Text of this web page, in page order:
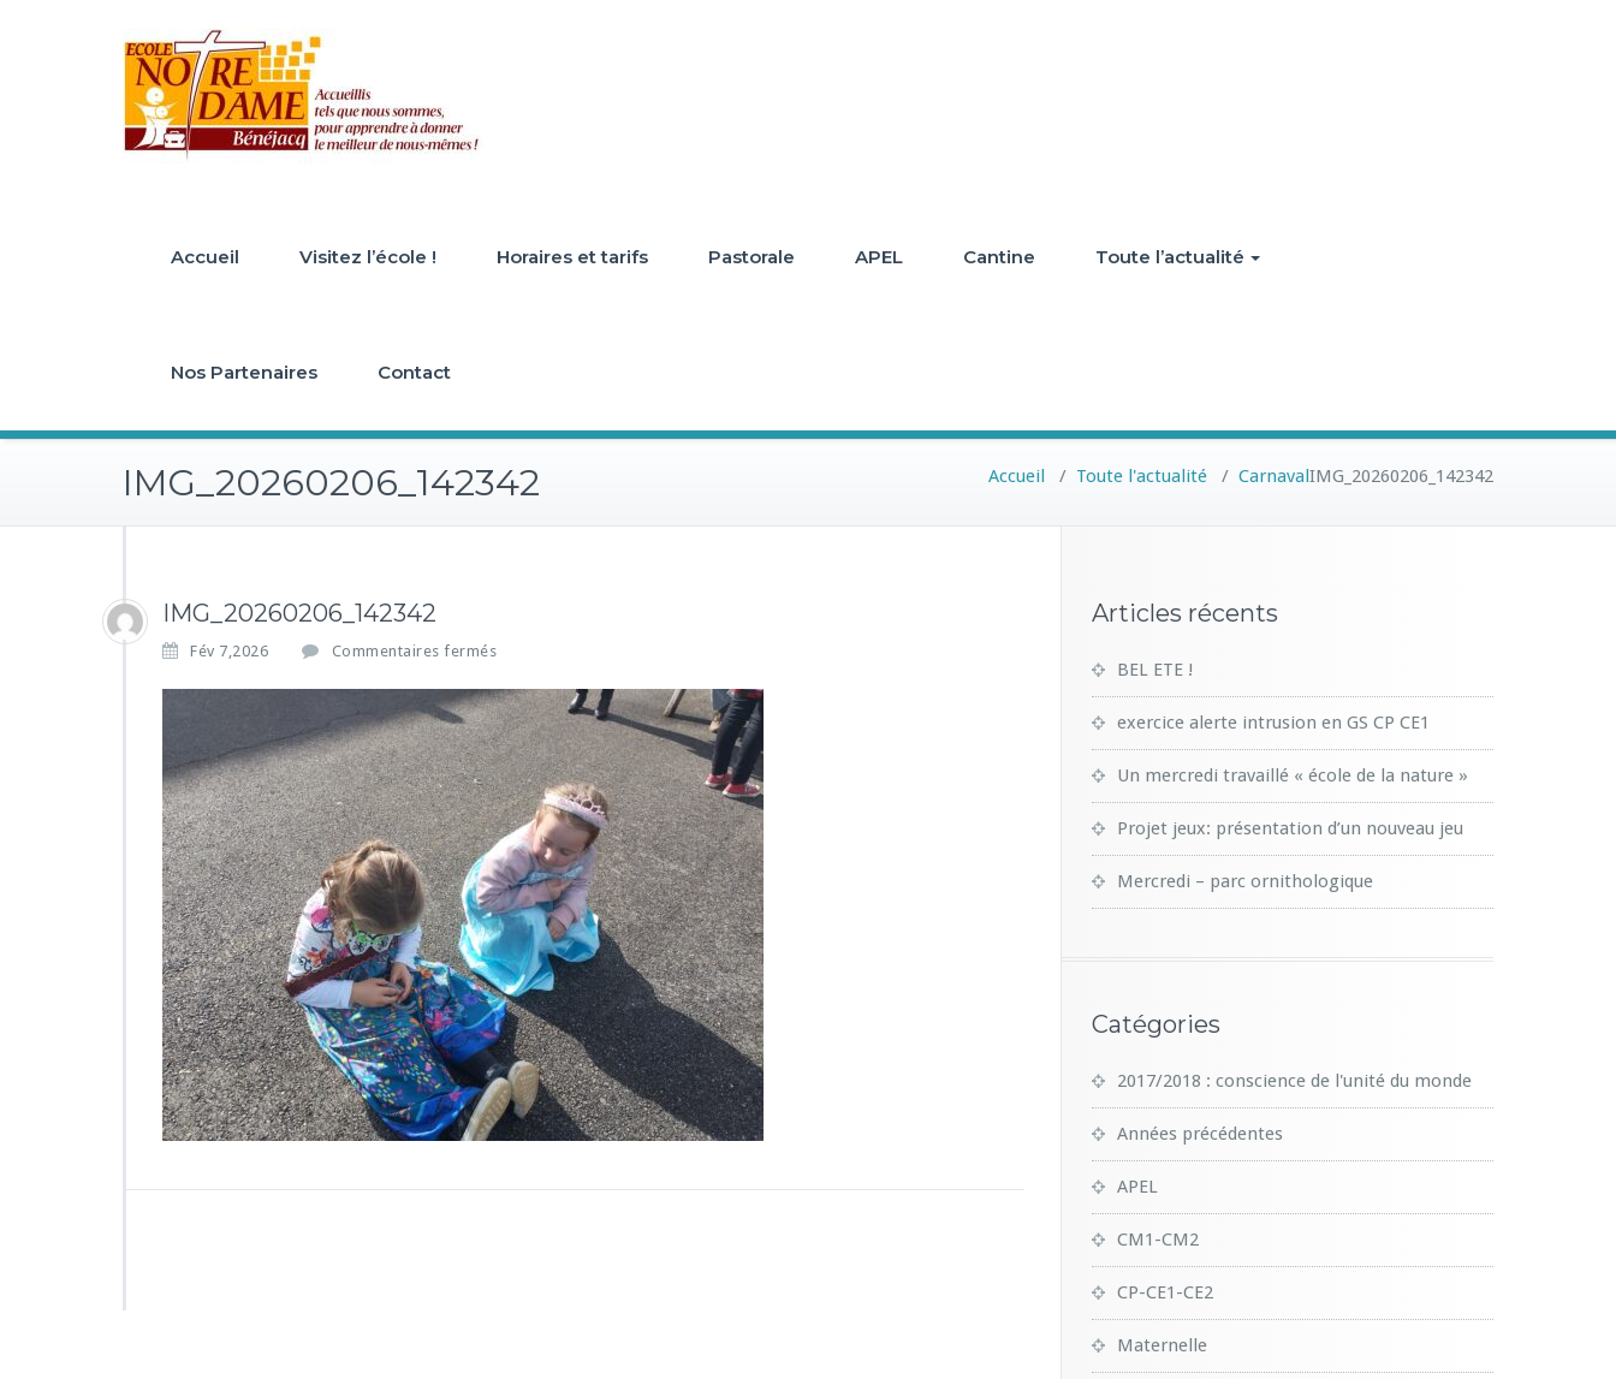
Accueil Visitez l’école ! Horaires et tarifs Pastorale APEL Cantine Toute l’actualité
Nos Partenaires Contact
IMG_20260206_142342 Accueil / Toute l'actualité / CarnavalIMG_20260206_142342
IMG_20260206_142342
Fév 7,2026 Commentaires fermés
r
I
M
G
_
2
0
2
6
0
2
0
6
_
1
4
2
3
4
Articles récents
BEL ETE !
exercice alerte intrusion en GS CP CE1
Un mercredi travaillé « école de la nature »
Projet jeux: présentation d’un nouveau jeu
Mercredi – parc ornithologique
Catégories
2017/2018 : conscience de l'unité du monde
Années précédentes
APEL
CM1-CM2
CP-CE1-CE2
Maternelle